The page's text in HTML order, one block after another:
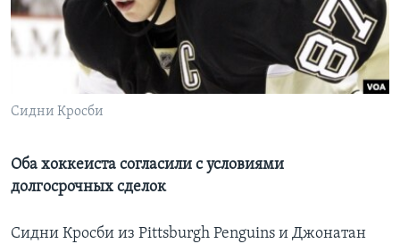
Learning English
СОЦИАЛЬНЫЕ СЕТИ
Языки
Сидни Кросби
Оба хоккеиста согласили с условиями
долгосрочных сделок
Сидни Кросби из Pittsburgh Penguins и Джонатан